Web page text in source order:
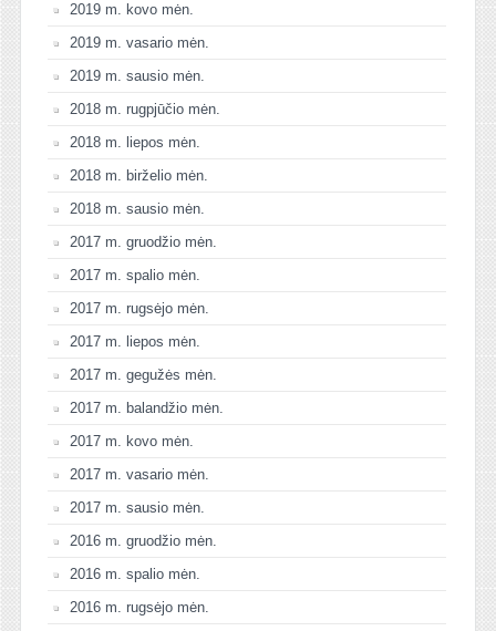
2019 m. kovo mėn.
2019 m. vasario mėn.
2019 m. sausio mėn.
2018 m. rugpjūčio mėn.
2018 m. liepos mėn.
2018 m. birželio mėn.
2018 m. sausio mėn.
2017 m. gruodžio mėn.
2017 m. spalio mėn.
2017 m. rugsėjo mėn.
2017 m. liepos mėn.
2017 m. gegužės mėn.
2017 m. balandžio mėn.
2017 m. kovo mėn.
2017 m. vasario mėn.
2017 m. sausio mėn.
2016 m. gruodžio mėn.
2016 m. spalio mėn.
2016 m. rugsėjo mėn.